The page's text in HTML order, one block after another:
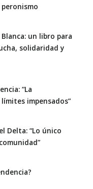
un libro para
solidaridad y
“La
impensados”
Delta: “Lo único